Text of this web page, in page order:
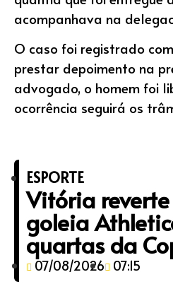
acompanhava na
O caso foi registrado
prestar depoimento na
advogado, o homem foi
ocorrência seguirá os
ESPORTE
Vitória
goleia
quartas da
07/08/2026 07:15